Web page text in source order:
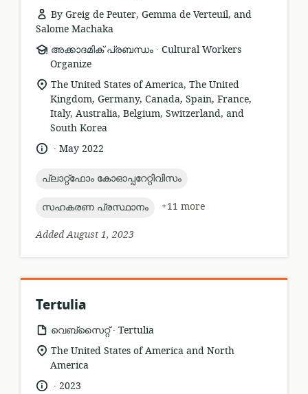
By Greig de Peuter, Gemma de Verteuil, and
Salome Machaka
resource
format:
അക്കാദമിക് പ്രബന്ധം .
publisher:
Cultural Workers
Organize
location
of
relevance:
The United States of America, The United
Kingdom, Germany, Canada, Spain, France,
Italy, Australia, Belgium, Switzerland, and
South Korea
language:
.
dateMay 2022
topic:
പ്ലാറ്റ്ഫോം കോഓപ്പറേറ്റിവിസം
topic:
സഹകരണ പ്രസ്ഥാനം
+11 more
Added August 1, 2023
Tertulia
resource
format:
വെബ്സൈറ്റ് .
publisher:
Tertulia
location
of
relevance:
The United States of America and North
America
language:
.
date2023